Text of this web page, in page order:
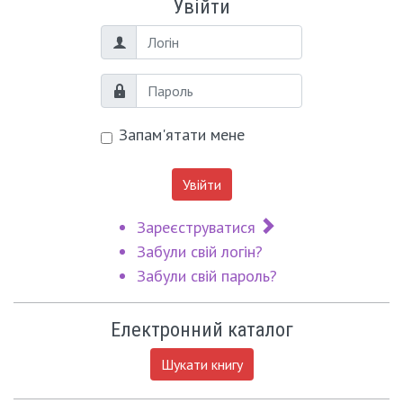
Увійти
Логін
Пароль
Запам'ятати мене
Увійти
Зареєструватися
Забули свій логін?
Забули свій пароль?
Електронний каталог
Шукати книгу